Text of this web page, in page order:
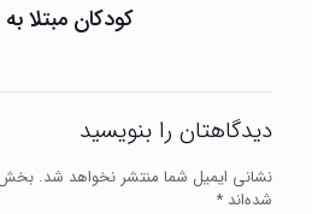
کودکان مبتلا
دیدگاهتان را بنویسید
نشانی ایمیل شما منتشر نخواهد شد.
شده‌اند *